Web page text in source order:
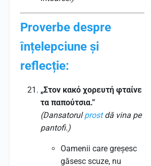
Proverbe despre
înțelepciune și
reflecție:
„Στον κακό χορευτή φταίνε
τα παπούτσια.”
(Dansatorulprostdă vina pe
pantofi.)
Oamenii care greșesc
găsesc scuze, nu